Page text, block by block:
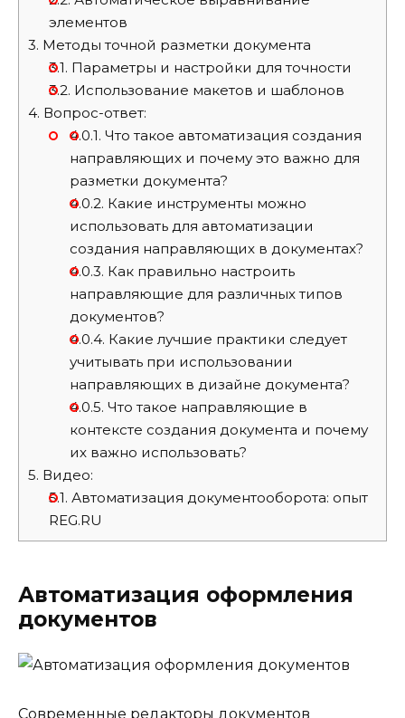
элементов
3. Методы точной разметки документа
3.1. Параметры и настройки для точности
3.2. Использование макетов и шаблонов
4. Вопрос-ответ:
4.0.1. Что такое автоматизация создания
направляющих и почему это важно для
разметки документа?
4.0.2. Какие инструменты можно
использовать для автоматизации
создания направляющих в документах?
4.0.3. Как правильно настроить
направляющие для различных типов
документов?
4.0.4. Какие лучшие практики следует
учитывать при использовании
направляющих в дизайне документа?
4.0.5. Что такое направляющие в
контексте создания документа и почему
их важно использовать?
5. Видео:
5.1. Автоматизация документооборота: опыт
REG.RU
Автоматизация оформления
документов
Современные редакторы документов